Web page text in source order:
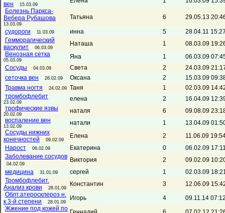
вен
15.03.09
Болезнь Паркса-
Вебера Рубашова
13.03.09
Татьяна 6 29.05.13
судороги 11.03.09 инна 5
28.04.11
Гемморагический
васкулит
06.03.09
Наташа 1
08.03.09
Венозная сетка
05.03.09 Яна 1
06.03.09
Сосуды
04.03.09 Света 2
24.03.09
сеточка вен
26.02.09 Оксана 2
15.03.09
Травма ногтя
24.02.09 Таня 1
02.03.09
тромбофлебит
23.02.09 елена 2
16.04.09
трофические язвы
20.02.09 наталя 6
09.08.09
воспаление вен
13.02.09 натали 1
13.04.09
Сосуды нижних
конечностей
09.02.09
Елена 2
11.06.09
Нарост
06.02.09 Екатерина 0
06.02.09
Заболевание сосудов
04.02.09
Виктория 2
09.02.09
медицина
31.01.09 сергей 1
02.03.09
Тромбофлебит.
Анализ крови
28.01.09
Константин 3
12.06.09
Облт.атеросклероз н.
к 3-й степени
28.01.09
Игорь 4
09.11.14
Жжение под кожей по